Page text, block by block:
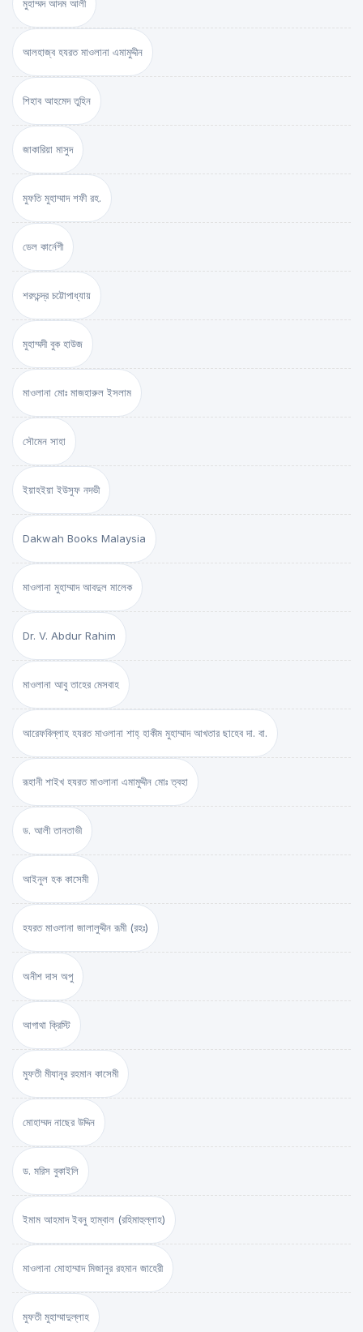
মুহাম্মদ আদম আলী
আলহাজ্ব হযরত মাওলানা এমামুদ্দীন
শিহাব আহমেদ তুহিন
জাকারিয়া মাসুদ
মুফতি মুহাম্মাদ শফী রহ.
ডেল কার্নেগী
শরৎচন্দ্র চট্টোপাধ্যায়
মুহাম্মদী বুক হাউজ
মাওলানা মোঃ মাজহারুল ইসলাম
সৌমেন সাহা
ইয়াহইয়া ইউসুফ নদভী
Dakwah Books Malaysia
মাওলানা মুহাম্মাদ আবদুল মালেক
Dr. V. Abdur Rahim
মাওলানা আবু তাহের মেসবাহ
আরেফবিল্লাহ হযরত মাওলানা শাহ্ হাকীম মুহাম্মাদ আখতার ছাহেব দা. বা.
রূহানী শাইখ হযরত মাওলানা এমামুদ্দীন মোঃ ত্বহা
ড. আলী তানতাভী
আইনুল হক কাসেমী
হযরত মাওলানা জালালুদ্দীন রূমী (রহঃ)
অনীশ দাস অপু
আগাথা ক্রিস্টি
মুফতী মীযানুর রহমান কাসেমী
মোহাম্মদ নাছের উদ্দিন
ড. মরিস বুকাইলি
ইমাম আহমাদ ইবনু হাম্বাল (রহিমাহুল্লাহ)
মাওলানা মোহাম্মাদ মিজানুর রহমান জাহেরী
মুফতী মুহাম্মাদুল্লাহ